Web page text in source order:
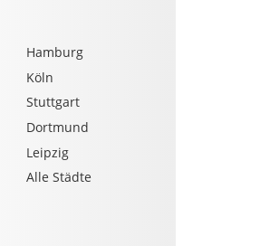
Hamburg
Köln
Stuttgart
Dortmund
Leipzig
Alle Städte